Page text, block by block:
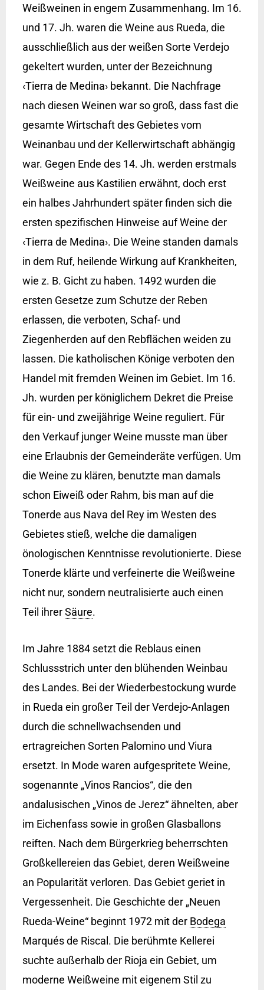
Weißweinen in engem Zusammenhang. Im 16.
und 17. Jh. waren die Weine aus Rueda, die
ausschließlich aus der weißen Sorte Verdejo
gekeltert wurden, unter der Bezeichnung
‹Tierra de Medina› bekannt. Die Nachfrage
nach diesen Weinen war so groß, dass fast die
gesamte Wirtschaft des Gebietes vom
Weinanbau und der Kellerwirtschaft abhängig
war. Gegen Ende des 14. Jh. werden erstmals
Weißweine aus Kastilien erwähnt, doch erst
ein halbes Jahrhundert später finden sich die
ersten spezifischen Hinweise auf Weine der
‹Tierra de Medina›. Die Weine standen damals
in dem Ruf, heilende Wirkung auf Krankheiten,
wie z. B. Gicht zu haben. 1492 wurden die
ersten Gesetze zum Schutze der Reben
erlassen, die verboten, Schaf- und
Ziegenherden auf den Rebflächen weiden zu
lassen. Die katholischen Könige verboten den
Handel mit fremden Weinen im Gebiet. Im 16.
Jh. wurden per königlichem Dekret die Preise
für ein- und zweijährige Weine reguliert. Für
den Verkauf junger Weine musste man über
eine Erlaubnis der Gemeinderäte verfügen. Um
die Weine zu klären, benutzte man damals
schon Eiweiß oder Rahm, bis man auf die
Tonerde aus Nava del Rey im Westen des
Gebietes stieß, welche die damaligen
önologischen Kenntnisse revolutionierte. Diese
Tonerde klärte und verfeinerte die Weißweine
nicht nur, sondern neutralisierte auch einen
Teil ihrerSäure.
Im Jahre 1884 setzt die Reblaus einen
Schlussstrich unter den blühenden Weinbau
des Landes. Bei der Wiederbestockung wurde
in Rueda ein großer Teil der Verdejo-Anlagen
durch die schnellwachsenden und
ertragreichen Sorten Palomino und Viura
ersetzt. In Mode waren aufgespritete Weine,
sogenannte „Vinos Rancios“, die den
andalusischen „Vinos de Jerez“ ähnelten, aber
im Eichenfass sowie in großen Glasballons
reiften. Nach dem Bürgerkrieg beherrschten
Großkellereien das Gebiet, deren Weißweine
an Popularität verloren. Das Gebiet geriet in
Vergessenheit. Die Geschichte der „Neuen
Rueda-Weine“ beginnt 1972 mit der Bodega
Marqués de Riscal. Die berühmte Kellerei
suchte außerhalb der Rioja ein Gebiet, um
moderne Weißweine mit eigenem Stil zu